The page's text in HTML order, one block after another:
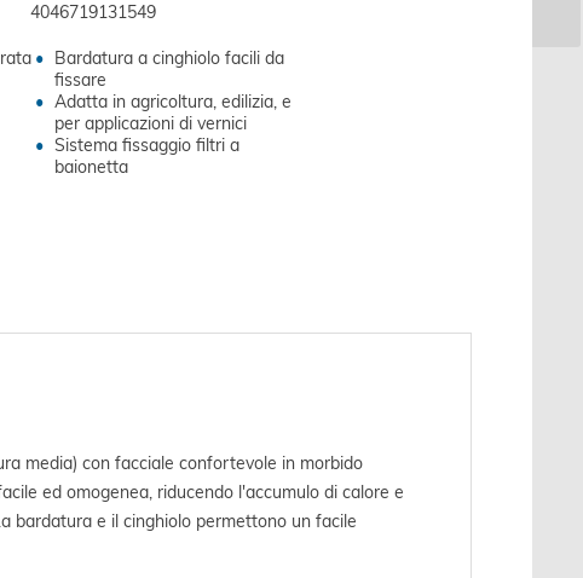
4046719131549
Bardatura a cinghiolo facili da
fissare
Adatta in agricoltura, edilizia, e
per applicazioni di vernici
Sistema fissaggio filtri a
baionetta
media) con facciale confortevole in morbido
ed omogenea, riducendo l'accumulo di calore e
bardatura e il cinghiolo permettono un facile